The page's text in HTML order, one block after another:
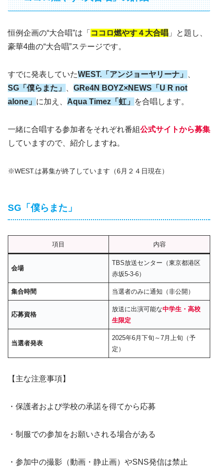
恒例企画の“大合唱”は「 ココロ燃やす４大合唱 」と題し、
豪華4曲の“大合唱”ステージです。
すでに発表していたWEST.「アンジョーヤリーナ」
SG「僕らまた」
GRe4N BOYZ×NEWS「U R not
alone」 に加え、 Aqua Timez「虹」 を合唱します。
一緒に合唱する参加者をそれぞれ番組公式サイトから募集
していますので、紹介しますね。
※WEST.は募集が終了しています（6月２４日現在）
SG「僕らまた」
項目 内容
会場
TBS放送センター（東京都港区
赤坂5-3-6）
集合時間 当選者のみに通知（非公開）
応募資格
放送に出演可能な中学生・高校
生限定
当選者発表
2025年6月下旬～7月上旬（予
定）
【主な注意事項】
・保護者および学校の承諾を得てから応募
・制服での参加をお願いされる場合がある
・参加中の撮影（動画・静止画）やSNS発信は禁止